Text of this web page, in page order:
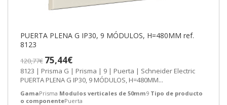
PUERTA PLENA G IP30, 9 MÓDULOS, H=480MM ref.
8123
120,77€ 75,44€
8123 | Prisma G | Prisma | 9 | Puerta | Schneider Electric
PUERTA PLENA G IP30, 9 MÓDULOS, H=480MM...
GamaPrisma Modulos verticales de 50mm9 Tipo de producto
o componentePuerta